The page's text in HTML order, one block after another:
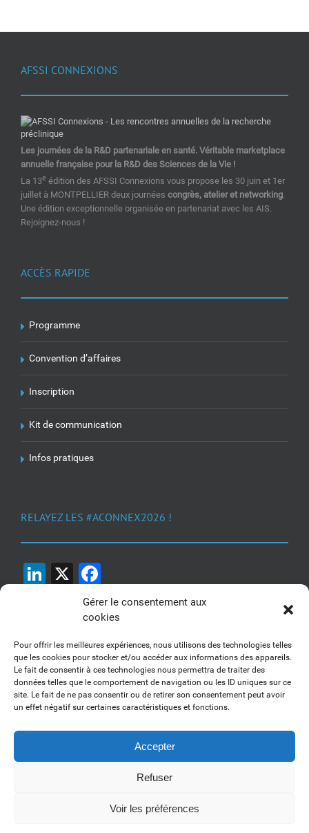
Gérer le consentement aux
cookies
Pour offrir les meilleures expériences, nous utilisons des technologies telles
que les cookies pour stocker et/ou accéder aux informations des appareils.
Le fait de consentir à ces technologies nous permettra de traiter des
données telles que le comportement de navigation ou les ID uniques sur ce
site. Le fait de ne pas consentir ou de retirer son consentement peut avoir
un effet négatif sur certaines caractéristiques et fonctions.
Accepter
Refuser
Voir les préférences
AFSSI CONNEXIONS
Les journées de la R&D partenariale en santé. Véritable marketplace
annuelle française pour la R&D des Sciences de la Vie !
La 13e édition des AFSSI Connexions vous propose les 30 juin et 1er
juillet à MONTPELLIER deux journées congrès, atelier et networking.
Une édition exceptionnelle organisée en partenariat avec les AIS.
Rejoignez-nous !
ACCÈS RAPIDE
Programme
Convention d’affaires
Inscription
Kit de communication
Infos pratiques
RELAYEZ LES #ACONNEX2026 !
LinkedIn
X
1, 2, 3... Buzzez !
Découvrez nos kits communication